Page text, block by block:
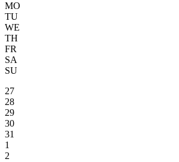
MO
TU
WE
TH
FR
SA
SU
27
28
29
30
31
1
2